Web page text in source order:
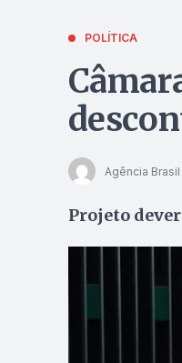
POLÍTICA
Agência Brasil
Projeto